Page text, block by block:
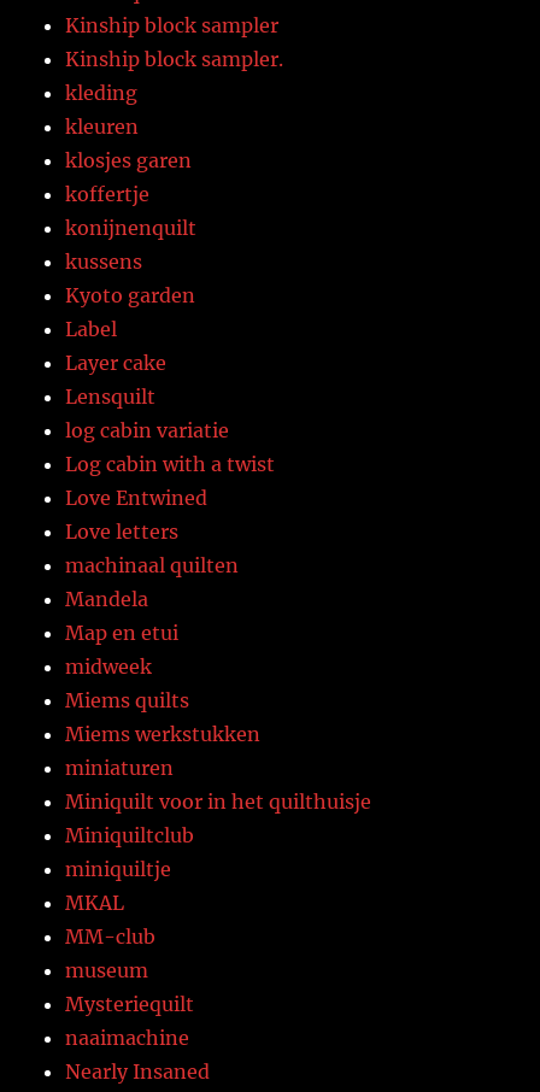
Kinship block sampler
Kinship block sampler.
kleding
kleuren
klosjes garen
koffertje
konijnenquilt
kussens
Kyoto garden
Label
Layer cake
Lensquilt
log cabin variatie
Log cabin with a twist
Love Entwined
Love letters
machinaal quilten
Mandela
Map en etui
midweek
Miems quilts
Miems werkstukken
miniaturen
Miniquilt voor in het quilthuisje
Miniquiltclub
miniquiltje
MKAL
MM-club
museum
Mysteriequilt
naaimachine
Nearly Insaned